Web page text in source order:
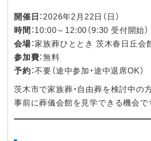
開催日 ：2026年2月22日（日）
時間 ：10:00～12:00（9:30 受付開始）
会場：家族葬ひととき 茨木春日丘会館
参加費：無料
予約：不要（途中参加・途中退席OK）
茨木市で家族葬・自由葬を検討中の方
事前に葬儀会館を見学できる機会で